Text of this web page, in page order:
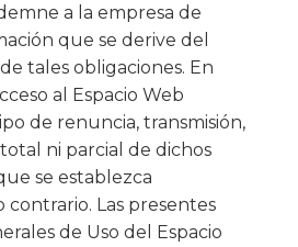
a la empresa de
que se derive del
tales obligaciones. En
al Espacio Web
de renuncia, transmisión,
total ni parcial de dichos
se establezca
Las presentes
de Uso del Espacio